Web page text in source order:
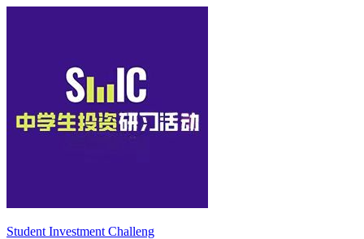
Student Investment Challeng